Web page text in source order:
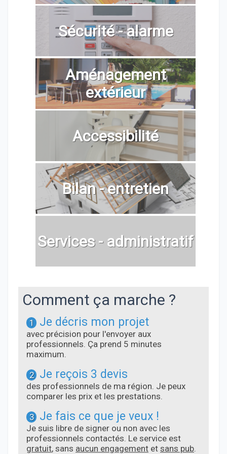
Sécurité - alarme
Aménagement
extérieur
Accessibilité
Bilan - entretien
Services - administratif
Comment ça marche ?
1 Je décris mon projet
avec précision pour l'envoyer aux
professionnels. Ça prend 5 minutes
maximum.
2 Je reçois 3 devis
des professionnels de ma région. Je peux
comparer les prix et les prestations.
3 Je fais ce que je veux !
Je suis libre de signer ou non avec les
professionnels contactés. Le service est
gratuit, sans aucun engagement et sans pub.